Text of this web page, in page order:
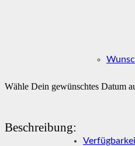
Wähle Dein gewünschtes Datum
Beschreibung: